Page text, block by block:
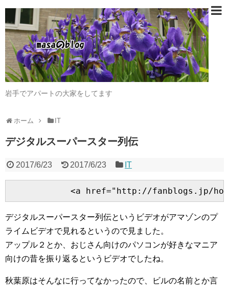
岩手でアパートの大家をしてます
ホーム IT
デジタルスーパースター列伝
2017/6/23 2017/6/23 IT
デジタルスーパースター列伝というビデオがアマゾンのプ
ライムビデオで見れるというので見ました。
アップル２とか、おじさん向けのパソコンが好きなマニア
向けの昔を振り返るというビデオでしたね。
秋葉原はそんなに行ってなかったので、ビルの名前とか言